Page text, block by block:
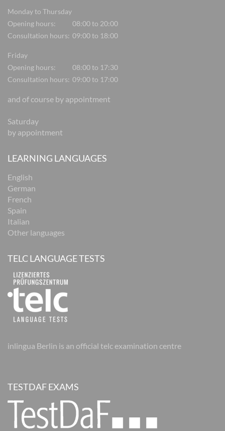
Monday to Thursday
Opening hours:
08:00 to 20:00
Consultation hours: 09:00 to 18:00
Friday
Opening hours:
08:00 to 17:30
Consultation hours: 09:00 to 17:00
and of course by appointment
Saturday
by appointment
LEARNING LANGUAGES
English
German
French
Spain
Italian
Other languages
TELC LANGUAGE TESTS
inlingua Berlin is an official telc examination centre
TESTDAF EXAMS